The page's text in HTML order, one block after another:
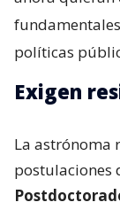
políticas
Exigen
La astrónoma
postulaciones